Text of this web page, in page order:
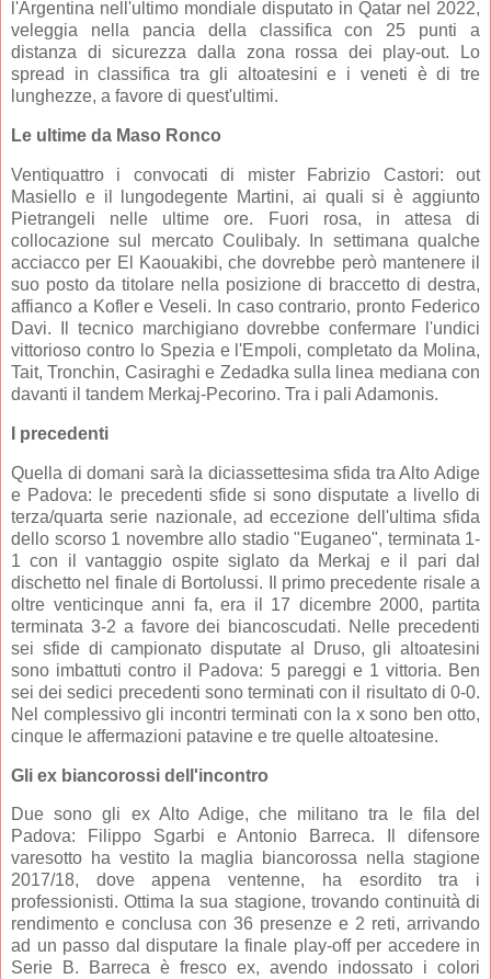
l'Argentina nell'ultimo mondiale disputato in Qatar nel 2022,
veleggia nella pancia della classifica con 25 punti a
distanza di sicurezza dalla zona rossa dei play-out. Lo
spread in classifica tra gli altoatesini e i veneti è di tre
lunghezze, a favore di quest'ultimi.
Le ultime da Maso Ronco
Ventiquattro i convocati di mister Fabrizio Castori: out
Masiello e il lungodegente Martini, ai quali si è aggiunto
Pietrangeli nelle ultime ore. Fuori rosa, in attesa di
collocazione sul mercato Coulibaly. In settimana qualche
acciacco per El Kaouakibi, che dovrebbe però mantenere il
suo posto da titolare nella posizione di braccetto di destra,
affianco a Kofler e Veseli. In caso contrario, pronto Federico
Davi. Il tecnico marchigiano dovrebbe confermare l'undici
vittorioso contro lo Spezia e l'Empoli, completato da Molina,
Tait, Tronchin, Casiraghi e Zedadka sulla linea mediana con
davanti il tandem Merkaj-Pecorino. Tra i pali Adamonis.
I precedenti
Quella di domani sarà la diciassettesima sfida tra Alto Adige
e Padova: le precedenti sfide si sono disputate a livello di
terza/quarta serie nazionale, ad eccezione dell'ultima sfida
dello scorso 1 novembre allo stadio "Euganeo", terminata 1-
1 con il vantaggio ospite siglato da Merkaj e il pari dal
dischetto nel finale di Bortolussi. Il primo precedente risale a
oltre venticinque anni fa, era il 17 dicembre 2000, partita
terminata 3-2 a favore dei biancoscudati. Nelle precedenti
sei sfide di campionato disputate al Druso, gli altoatesini
sono imbattuti contro il Padova: 5 pareggi e 1 vittoria. Ben
sei dei sedici precedenti sono terminati con il risultato di 0-0.
Nel complessivo gli incontri terminati con la x sono ben otto,
cinque le affermazioni patavine e tre quelle altoatesine.
Gli ex biancorossi dell'incontro
Due sono gli ex Alto Adige, che militano tra le fila del
Padova: Filippo Sgarbi e Antonio Barreca. Il difensore
varesotto ha vestito la maglia biancorossa nella stagione
2017/18, dove appena ventenne, ha esordito tra i
professionisti. Ottima la sua stagione, trovando continuità di
rendimento e conclusa con 36 presenze e 2 reti, arrivando
ad un passo dal disputare la finale play-off per accedere in
Serie B. Barreca è fresco ex, avendo indossato i colori